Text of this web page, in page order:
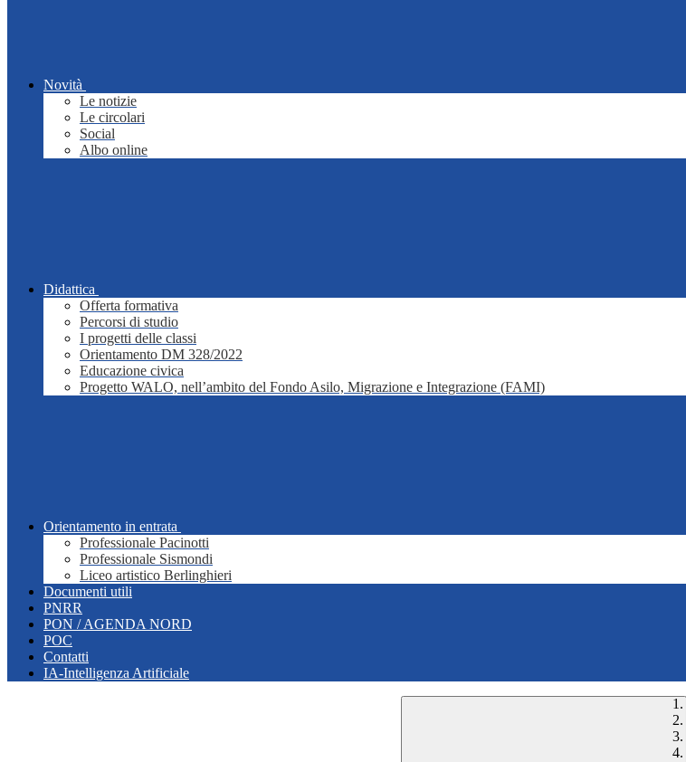
Novità
Le notizie
Le circolari
Social
Albo online
Didattica
Offerta formativa
Percorsi di studio
I progetti delle classi
Orientamento DM 328/2022
Educazione civica
Progetto WALO, nell’ambito del Fondo Asilo, Migrazione e Integrazione (FAMI)
Orientamento in entrata
Professionale Pacinotti
Professionale Sismondi
Liceo artistico Berlinghieri
Documenti utili
PNRR
PON / AGENDA NORD
POC
Contatti
IA-Intelligenza Artificiale